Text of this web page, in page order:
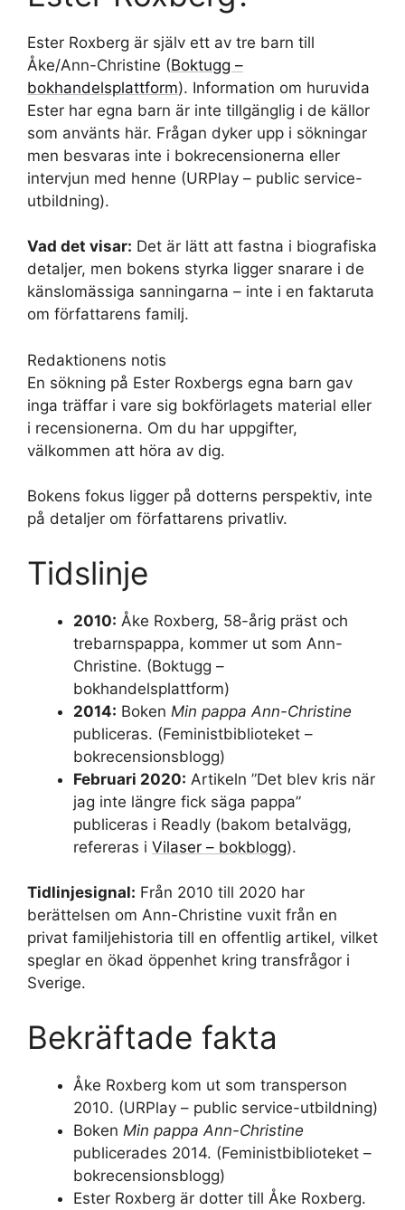
Ester Roxberg är själv ett av tre barn till
Åke/Ann-Christine (Boktugg –
bokhandelsplattform). Information om huruvida
Ester har egna barn är inte tillgänglig i de källor
som använts här. Frågan dyker upp i sökningar
men besvaras inte i bokrecensionerna eller
intervjun med henne (URPlay – public service-
utbildning).
Vad det visar: Det är lätt att fastna i biografiska
detaljer, men bokens styrka ligger snarare i de
känslomässiga sanningarna – inte i en faktaruta
om författarens familj.
Redaktionens notis
En sökning på Ester Roxbergs egna barn gav
inga träffar i vare sig bokförlagets material eller
i recensionerna. Om du har uppgifter,
välkommen att höra av dig.
Bokens fokus ligger på dotterns perspektiv, inte
på detaljer om författarens privatliv.
Tidslinje
2010: Åke Roxberg, 58-årig präst och
trebarnspappa, kommer ut som Ann-
Christine. (Boktugg –
bokhandelsplattform)
2014: Boken Min pappa Ann-Christine
publiceras. (Feministbiblioteket –
bokrecensionsblogg)
Februari 2020: Artikeln ”Det blev kris när
jag inte längre fick säga pappa”
publiceras i Readly (bakom betalvägg,
refereras i Vilaser – bokblogg).
Tidlinjesignal: Från 2010 till 2020 har
berättelsen om Ann-Christine vuxit från en
privat familjehistoria till en offentlig artikel, vilket
speglar en ökad öppenhet kring transfrågor i
Sverige.
Bekräftade fakta
Åke Roxberg kom ut som transperson
2010. (URPlay – public service-utbildning)
Boken Min pappa Ann-Christine
publicerades 2014. (Feministbiblioteket –
bokrecensionsblogg)
Ester Roxberg är dotter till Åke Roxberg.